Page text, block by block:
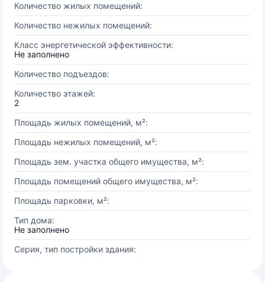
Количество жилых помещений:
Количество нежилых помещений:
Класс энергетической эффективности:
Не заполнено
Количество подъездов:
Количество этажей:
2
Площадь жилых помещений, м²:
Площадь нежилых помещений, м²:
Площадь зем. участка общего имущества, м²:
Площадь помещений общего имущества, м²:
Площадь парковки, м²:
Тип дома:
Не заполнено
Серия, тип постройки здания: